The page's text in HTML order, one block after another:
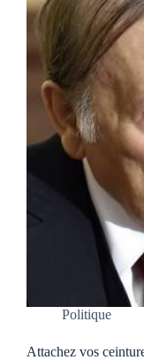
Politique
Attachez vos